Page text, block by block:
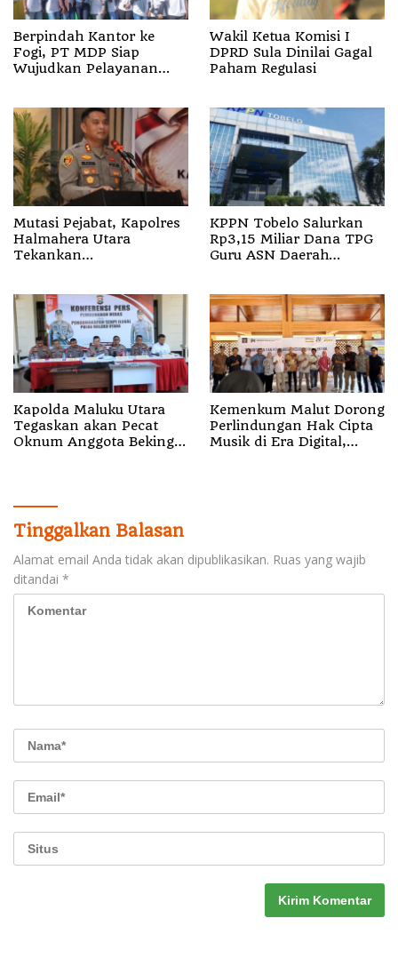
Berpindah Kantor ke
Fogi, PT MDP Siap
Wujudkan Pelayanan
Wakil Ketua Komisi I
DPRD Sula Dinilai Gagal
Paham Regulasi
Mutasi Pejabat, Kapolres
Halmahera Utara
Tekankan
KPPN Tobelo Salurkan
Rp3,15 Miliar Dana TPG
Guru ASN Daerah
Kapolda Maluku Utara
Tegaskan akan Pecat
Oknum Anggota Bekingi
Kemenkum Malut Dorong
Perlindungan Hak Cipta
Musik di Era Digital,
Tinggalkan Balasan
Alamat email Anda tidak akan dipublikasikan. Ruas yang wajib
ditandai *